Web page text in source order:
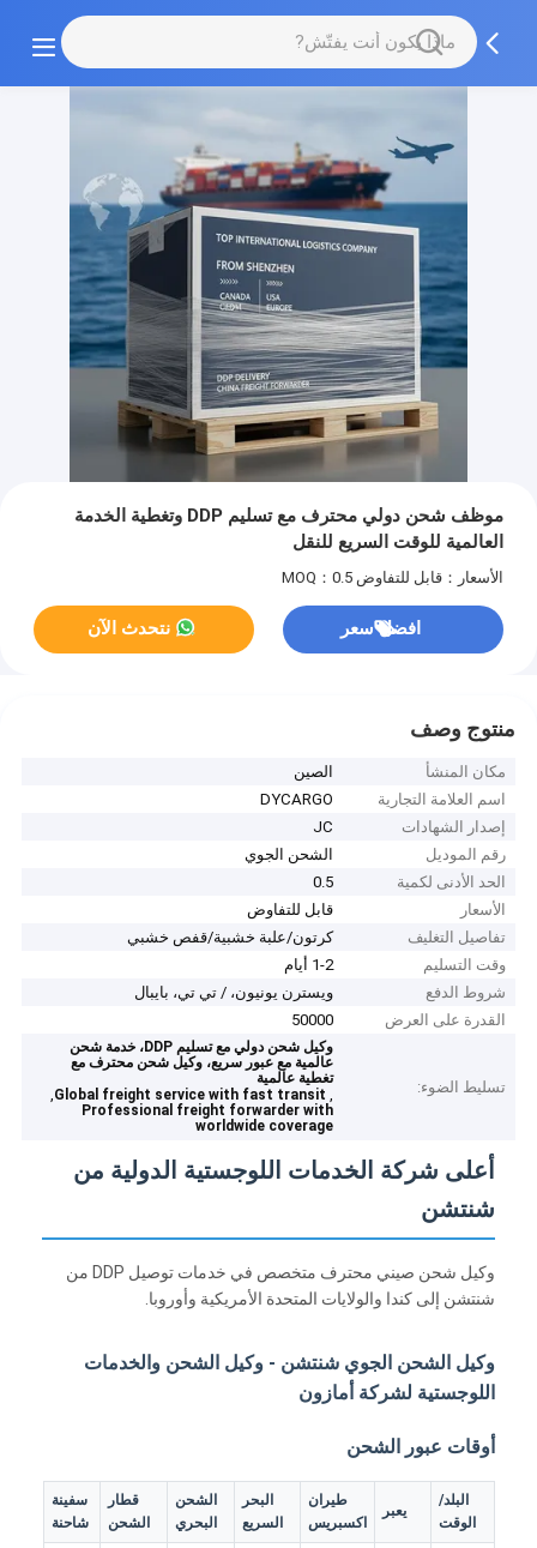
موظف شحن دولي محترف مع تسليم DDP وتغطية الخدمة
العالمية للوقت السريع للنقل
الأسعار：قابل للتفاوض MOQ：0.5
افضل سعر نتحدث الآن
منتوج وصف
مكان المنشأ
الصين
اسم العلامة التجارية
DYCARGO
إصدار الشهادات
JC
رقم الموديل
الشحن الجوي
الحد الأدنى لكمية
0.5
الأسعار
قابل للتفاوض
تفاصيل التغليف
كرتون/علبة خشبية/قفص خشبي
وقت التسليم
1-2 أيام
شروط الدفع
ويسترن يونيون، / تي تي، بايبال
القدرة على العرض
50000
تسليط الضوء:
وكيل شحن دولي مع تسليم DDP، خدمة شحن
عالمية مع عبور سريع، وكيل شحن محترف مع
تغطية عالمية
,
Global freight service with fast transit
,
Professional freight forwarder with
worldwide coverage
أعلى شركة الخدمات اللوجستية الدولية من
شنتشن
وكيل شحن صيني محترف متخصص في خدمات توصيل DDP من
شنتشن إلى كندا والولايات المتحدة الأمريكية وأوروبا.
وكيل الشحن الجوي شنتشن - وكيل الشحن والخدمات
اللوجستية لشركة أمازون
أوقات عبور الشحن
البلد/
الوقت
يعبر
طيران
اكسبريس
البحر
السريع
الشحن
البحري
قطار
الشحن
سفينة
شاحنة